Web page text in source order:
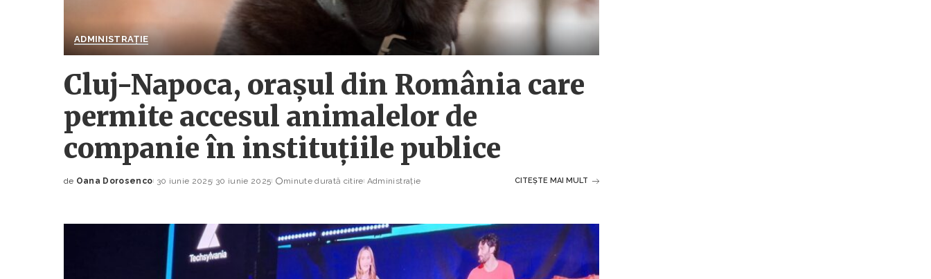
ADMINISTRAȚIE
Cluj-Napoca, orașul din România care
permite accesul animalelor de
companie în instituțiile publice
de Oana Dorosenco 30 iunie 2025 30 iunie 2025 minute durată citire Administrație CITEȘTE MAI MULT